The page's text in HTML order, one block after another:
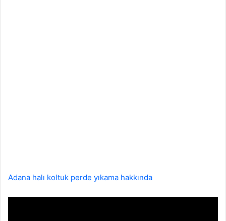
Adana halı koltuk perde yıkama hakkında